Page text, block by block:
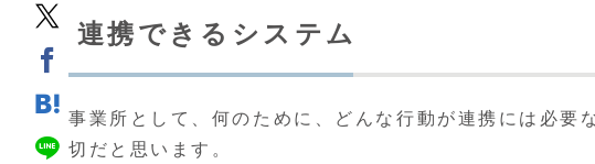
連携できるシステム
事業所として、何のために、どんな行動が連携には必要
切だと思います。